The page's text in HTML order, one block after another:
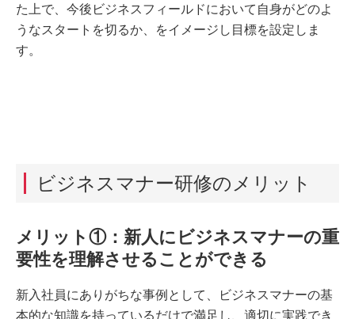
た上で、今後ビジネスフィールドにおいて自身がどのよ
うなスタートを切るか、をイメージし目標を設定しま
す。
ビジネスマナー研修のメリット
メリット①：新人にビジネスマナーの重
要性を理解させることができる
新入社員にありがちな事例として、ビジネスマナーの基
本的な知識を持っているだけで満足し、適切に実践でき